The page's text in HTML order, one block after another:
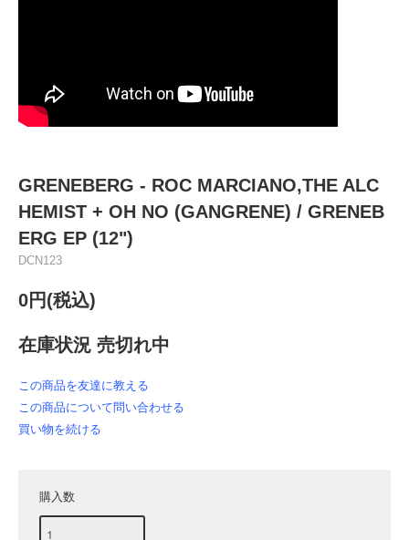
GRENEBERG - ROC MARCIANO,THE ALC
HEMIST + OH NO (GANGRENE) / GRENEB
ERG EP (12")
DCN123
0円(税込)
在庫状況 売切れ中
この商品を友達に教える
この商品について問い合わせる
買い物を続ける
購入数